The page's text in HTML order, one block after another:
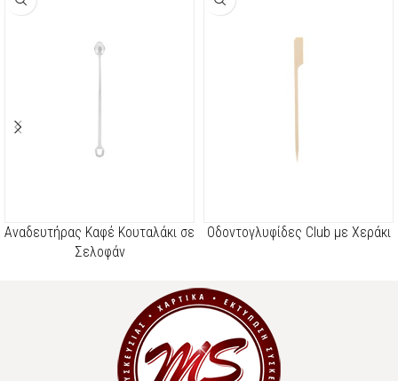
Αναδευτήρας Καφέ Κουταλάκι σε
Σελοφάν
Οδοντογλυφίδες Club με Χεράκι